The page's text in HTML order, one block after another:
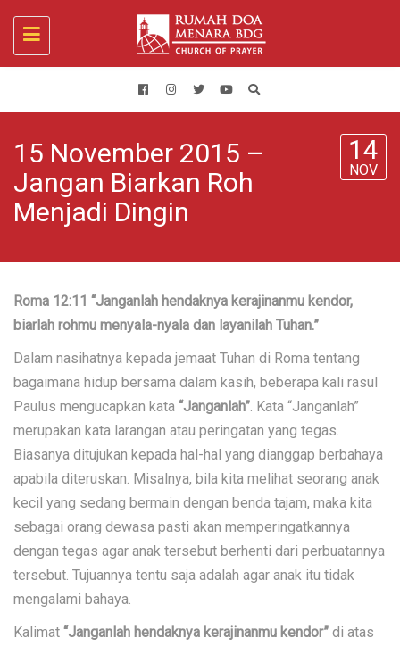
Toggle
navigation
15 November 2015 –
Jangan Biarkan Roh
Menjadi Dingin
14
NOV
Roma 12:11 “Janganlah hendaknya kerajinanmu kendor,
biarlah rohmu menyala-nyala dan layanilah Tuhan.”
Dalam nasihatnya kepada jemaat Tuhan di Roma tentang
bagaimana hidup bersama dalam kasih, beberapa kali rasul
Paulus mengucapkan kata “Janganlah”. Kata “Janganlah”
merupakan kata larangan atau peringatan yang tegas.
Biasanya ditujukan kepada hal-hal yang dianggap berbahaya
apabila diteruskan. Misalnya, bila kita melihat seorang anak
kecil yang sedang bermain dengan benda tajam, maka kita
sebagai orang dewasa pasti akan memperingatkannya
dengan tegas agar anak tersebut berhenti dari perbuatannya
tersebut. Tujuannya tentu saja adalah agar anak itu tidak
mengalami bahaya.
Kalimat “Janganlah hendaknya kerajinanmu kendor” di atas